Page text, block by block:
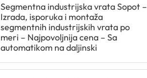
Segmentna industrijska vrata Sopot –
Izrada, isporuka i montaža
segmentnih industrijskih vrata po
meri – Najpovoljnija cena – Sa
automatikom na daljinski